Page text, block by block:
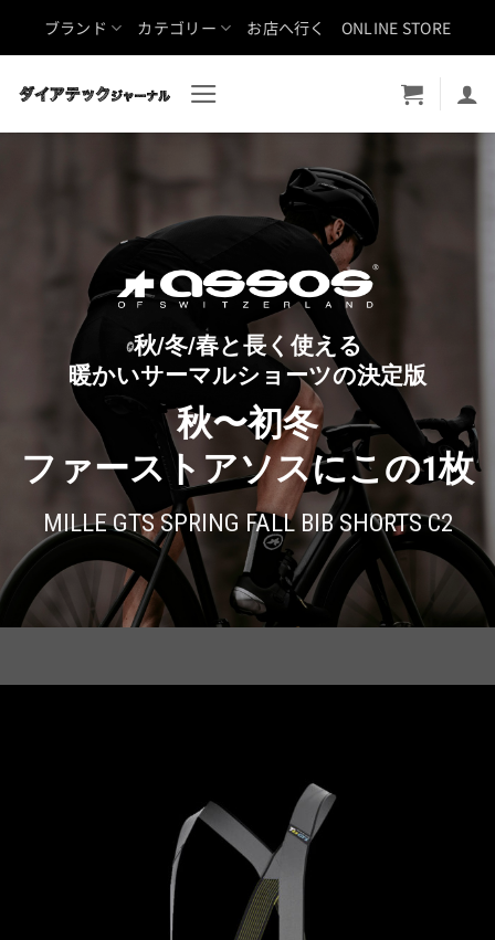
ブランド カテゴリー お店へ行く ONLINE STORE
秋/冬/春と長く使える
暖かいサーマルショーツの決定版
秋〜初冬
ファーストアソスにこの1枚
MILLE GTS SPRING FALL BIB SHORTS C2